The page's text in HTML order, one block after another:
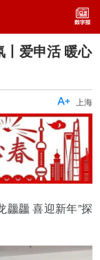
丨爱申活 暖心
上海

龘龘 喜迎新年”探